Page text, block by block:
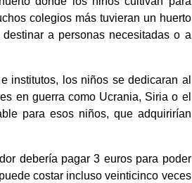
colegios más tuvieran un huerto
a personas necesitadas o a
institutos, los niños se dedicaran al
en guerra como Ucrania, Siria o el
para esos niños, que adquirirían
debería pagar 3 euros para poder
costar incluso veinticinco veces